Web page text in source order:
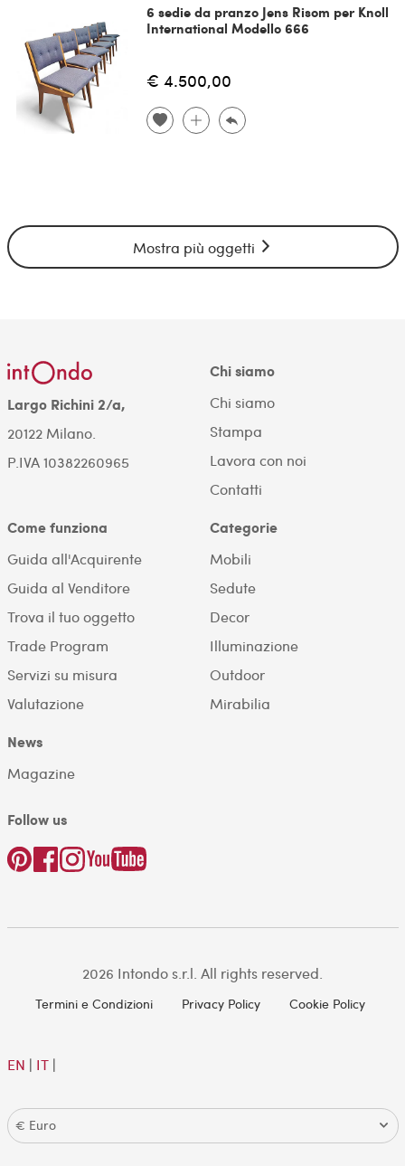
6 sedie da pranzo Jens Risom per Knoll
International Modello 666
€ 4.500,00
Mostra più oggetti
Largo Richini 2/a,
20122 Milano.
P.IVA 10382260965
Chi siamo
Chi siamo
Stampa
Lavora con noi
Contatti
Come funziona
Guida all'Acquirente
Guida al Venditore
Trova il tuo oggetto
Trade Program
Servizi su misura
Valutazione
Categorie
Mobili
Sedute
Decor
Illuminazione
Outdoor
Mirabilia
News
Magazine
Follow us
2026 Intondo s.r.l. All rights reserved.
Termini e Condizioni Privacy Policy Cookie Policy
EN | IT|